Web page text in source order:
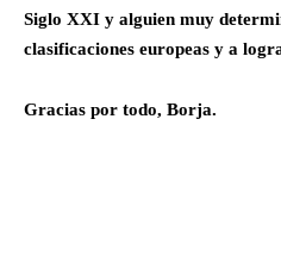
Siglo XXI y alguien muy
clasificaciones europeas y a
Gracias por todo, Borja.